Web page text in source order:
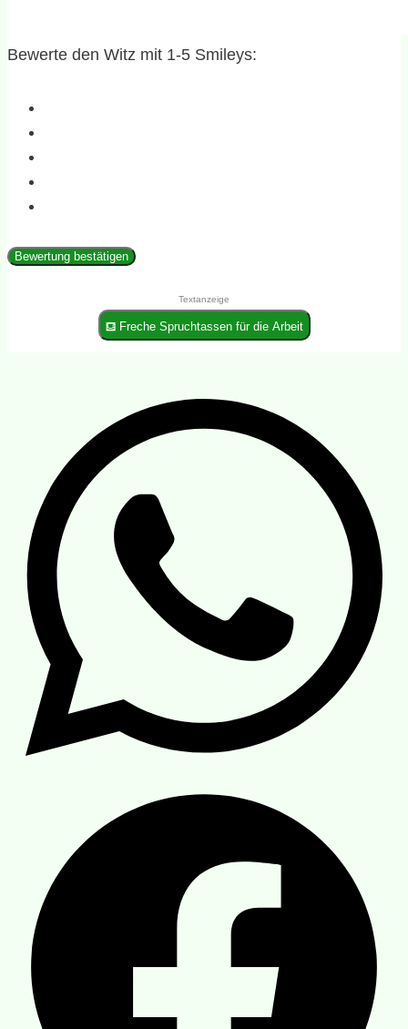
Bewerte den Witz mit 1-5 Smileys:
Bewertung bestätigen
Textanzeige
⛾ Freche Spruchtassen für die Arbeit